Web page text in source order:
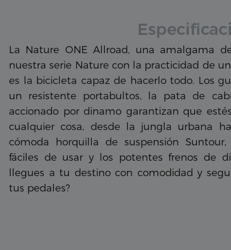
La Nature ONE Allroad, una amalgama
nuestra serie Nature con la practicidad de
es la bicicleta capaz de hacerlo todo. Los
un resistente portabultos, la pata de
accionado por dinamo garantizan que
cualquier cosa, desde la jungla urbana
cómoda horquilla de suspensión
fáciles de usar y los potentes frenos de
llegues a tu destino con comodidad y
tus pedales?